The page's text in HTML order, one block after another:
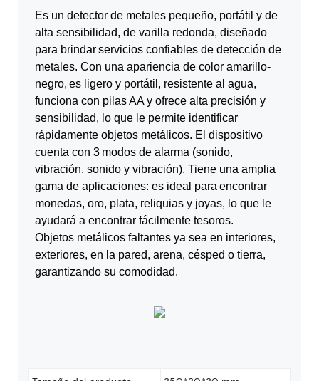
Es un detector de metales pequeño, portátil y de
alta sensibilidad, de varilla redonda, diseñado
para brindarservicios confiables de detección de
metales. Con una apariencia de color amarillo-
negro, es ligero y portátil, resistente al agua,
funciona con pilas AA y ofrece alta precisión y
sensibilidad, lo que le permite identificar
rápidamente objetos metálicos. El dispositivo
cuenta con 3 modos de alarma (sonido,
vibración, sonido y vibración). Tiene una amplia
gama de aplicaciones: es ideal paraencontrar
monedas, oro, plata, reliquias y joyas, lo que le
ayudará a encontrar fácilmente tesoros.
Objetos metálicos faltantes ya sea en interiores,
exteriores, en la pared, arena, césped o tierra,
garantizando su comodidad.